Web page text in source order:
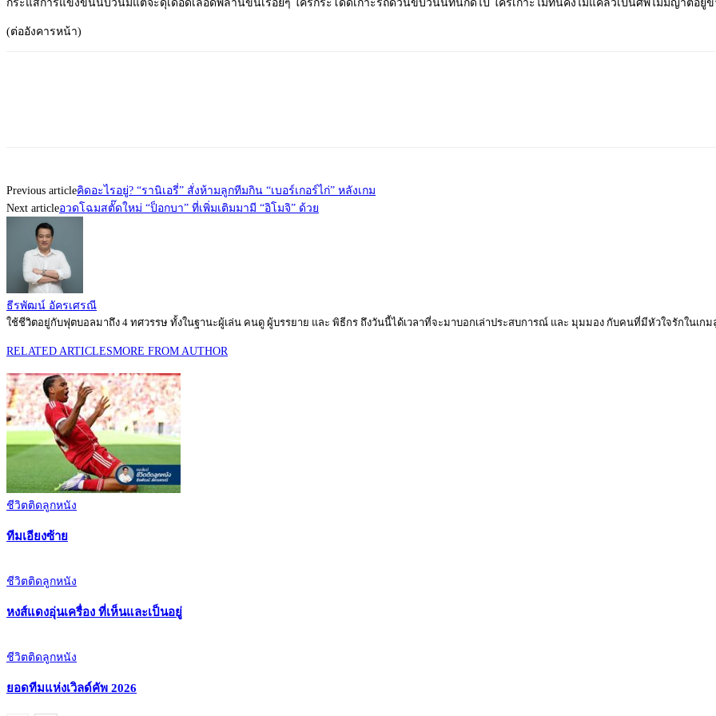
กระแสการแข่งขันนับวันมีแต่จะดุเดือดเลือดพล่านขึ้นเรื่อยๆ ใครกระโดดเกาะรถด่วนขบวนนี้ทันก็ดีไป ใครเกาะไม่ทันคงไม่แคล้วเป็นศพไม่มีญาติอยู่ข้
(ต่ออังคารหน้า)
Previous articleคิดอะไรอยู่? “รานิเอรี่” สั่งห้ามลูกทีมกิน “เบอร์เกอร์ไก่” หลังเกม
Next articleอวดโฉมสตั๊ดใหม่ “ป็อกบา” ที่เพิ่มเติมมามี “อิโมจิ” ด้วย
ธีรพัฒน์ อัครเศรณี
ใช้ชีวิตอยู่กับฟุตบอลมาถึง 4 ทศวรรษ ทั้งในฐานะผู้เล่น คนดู ผู้บรรยาย และ พิธีกร ถึงวันนี้ได้เวลาที่จะมาบอกเล่าประสบการณ์ และ มุมมอง กับคนที่มีหัวใจรักในเก
RELATED ARTICLESMORE FROM AUTHOR
ชีวิตติดลูกหนัง
ทีมเอียงซ้าย
ชีวิตติดลูกหนัง
หงส์แดงอุ่นเครื่อง ที่เห็นและเป็นอยู่
ชีวิตติดลูกหนัง
ยอดทีมแห่งเวิลด์คัพ 2026